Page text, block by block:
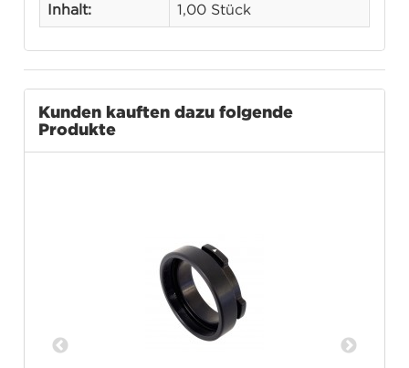
Inhalt: 1,00 Stück
Kunden kauften dazu folgende
Produkte